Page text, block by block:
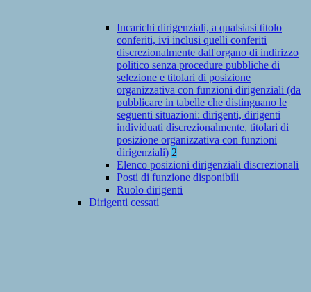
Incarichi dirigenziali, a qualsiasi titolo
conferiti, ivi inclusi quelli conferiti
discrezionalmente dall'organo di indirizzo
politico senza procedure pubbliche di
selezione e titolari di posizione
organizzativa con funzioni dirigenziali (da
pubblicare in tabelle che distinguano le
seguenti situazioni: dirigenti, dirigenti
individuati discrezionalmente, titolari di
posizione organizzativa con funzioni
dirigenziali) 2
Elenco posizioni dirigenziali discrezionali
Posti di funzione disponibili
Ruolo dirigenti
Dirigenti cessati